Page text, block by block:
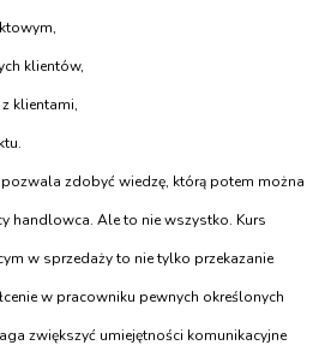
klientów,
klientami,
zdobyć wiedzę, którą potem można
handlowca. Ale to nie wszystko. Kurs
w sprzedaży to nie tylko przekazanie
w pracowniku pewnych określonych
zwiększyć umiejętności komunikacyjne